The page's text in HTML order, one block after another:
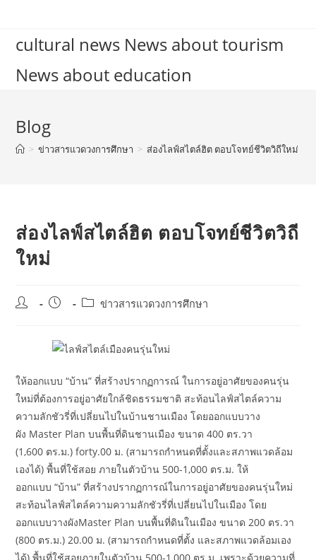
contentcultural news News about tourism
News about education
Blog
> ข่าวสารแวดวงการศึกษา > ส่องไลฟ์สไตล์ฮิต ตอบโจทย์ชีวิตวิถีใหม่
ส่องไลฟ์สไตล์ฮิต ตอบโจทย์ชีวิตวิถี
ใหม่
Post
Post
Postข่าวสารแวดวงการศึกษา
ให้ออกแบบ “บ้าน” ที่สร้างปรากฏการณ์ ในการอยู่อาศัยของคนรุ่น
ใหม่ที่ต้องการอยู่อาศัยใกล้ชิดธรรมชาติ สะท้อนไลฟ์สไตล์ความ
ความลักชัวรี่ที่เปลี่ยนไปในบ้านชานเมือง โดยออกแบบวาง
ผัง Master Plan บนพื้นที่ดินชานเมือง ขนาด 400 ตร.วา
(1,600 ตร.ม.) forty.00 ม. (สามารถกำหนดที่ตั้งและสภาพแวดล้อม
เองได้) พื้นที่ใช้สอย ภายในตัวบ้าน 500-1,000 ตร.ม. ให้
ออกแบบ “บ้าน” ที่สร้างปรากฏการณ์ในการอยู่อาศัยของคนรุ่นใหม่
สะท้อนไลฟ์สไตล์ความความลักชัวรี่ที่เปลี่ยนไปในเมือง โดย
ออกแบบวางผังMaster Plan บนพื้นที่ดินในเมือง ขนาด 200 ตร.วา
(800 ตร.ม.) 20.00 ม. (สามารถกำหนดที่ตั้ง และสภาพแวดล้อมเอง